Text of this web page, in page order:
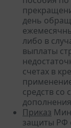
день
либо в
выплаты
счетах в
средств со
Приказ
защиты РФ